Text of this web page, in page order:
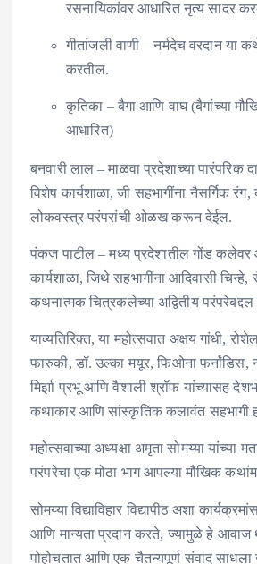
रसनायिकांवर आधारित नृत्य सादर
गीतांजली वाणी – नर्मदेच वरदान या
करतील.
कृतिका – बैगा आणि वाघ (बैगांच्या
आधारित)
बनवारी लाल – माळवा प्रदेशाच्या पारंपरिक
विशेष कार्यशाळा, जी सहभागींना नैसर्गिक
लोकवस्त्र परंपरांची ओळख करून देईल.
पंकज पाटील – मध्य प्रदेशातील गोंड कलेवर
कार्यशाळा, जिथे सहभागींना आदिवासी चिन्हे,
कथनात्मक चित्रकलेच्या अद्वितीय
याव्यतिरिक्त, या महोत्सवात अक्षय गांधी,
फारुकी, डॉ. उल्का मयूर, फिओना फर्नांडिस,
मिर्झा प्रभू आणि वैशाली श्रॉफ यांच्यासह
कथाकार आणि सांस्कृतिक कलावंत सहभागी
महोत्सवाच्या अध्यक्षा अमृता सोमय्या यांच्या
परंपरेचा एक मोठा भाग आपल्या मौखिक
सोमय्या विद्याविहार विद्यापीठ अशा
आणि मान्यता प्रदान करते, ज्यामुळे हे आवाज
पोहोचतात आणि एक चैतन्यपूर्ण संवाद साधला